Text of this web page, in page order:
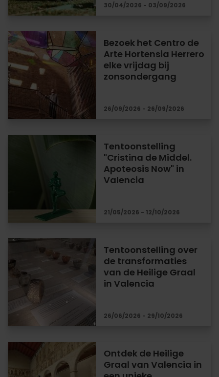
30/04/2026 - 03/09/2026
Bezoek het Centro de
Arte Hortensia Herrero
elke vrijdag bij
zonsondergang
26/09/2026 - 26/09/2026
Tentoonstelling
"Cristina de Middel.
Apoteosis Now" in
Valencia
21/05/2026 - 12/10/2026
Tentoonstelling over
de transformaties
van de Heilige Graal
in Valencia
26/06/2026 - 29/10/2026
Ontdek de Heilige
Graal van Valencia in